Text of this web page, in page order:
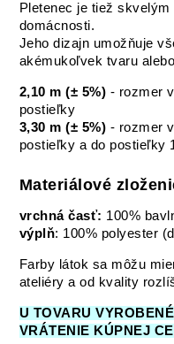
Pletenec je tiež
domácnosti.
Jeho dizajn umožňuje
akémukoľvek tvaru
2,10 m (± 5%) - rozmer
postieľky
3,30 m (± 5%) - rozmer
postieľky a do postieľky
Materiálové
vrchná časť: 100%
výplň: 100% polyester
Farby látok sa môžu
ateliéry a od kvality
U TOVARU
VRÁTENIE KÚPNEJ